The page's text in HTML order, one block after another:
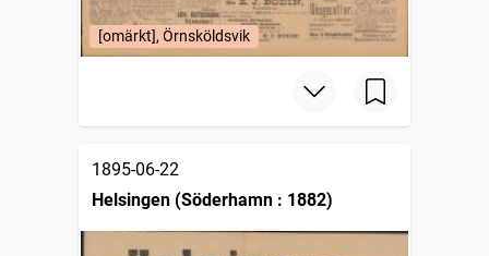
[omärkt], Örnsköldsvik
1895-06-22
Helsingen (Söderhamn : 1882)